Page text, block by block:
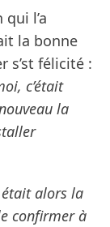
l’a
la bonne
s’st félicité :
c’était
la
était alors la
confirmer à